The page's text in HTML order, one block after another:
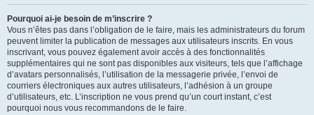
Pourquoi ai-je besoin de m’inscrire ?
Vous n’êtes pas dans l’obligation de le faire, mais les administrateurs du forum
peuvent limiter la publication de messages aux utilisateurs inscrits. En vous
inscrivant, vous pouvez également avoir accès à des fonctionnalités
supplémentaires qui ne sont pas disponibles aux visiteurs, tels que l’affichage
d’avatars personnalisés, l’utilisation de la messagerie privée, l’envoi de
courriers électroniques aux autres utilisateurs, l’adhésion à un groupe
d’utilisateurs, etc. L’inscription ne vous prend qu’un court instant, c’est
pourquoi nous vous recommandons de le faire.